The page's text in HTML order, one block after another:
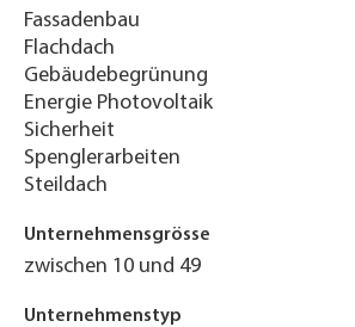
Fassadenbau
Flachdach
Gebäudebegrünung
Energie Photovoltaik
Sicherheit
Spenglerarbeiten
Steildach
Unternehmensgrösse
zwischen 10 und 49
Unternehmenstyp